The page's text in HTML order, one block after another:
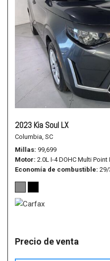
2023 Kia Soul LX
Columbia, SC
Millas 99,699
Motor 2.0L I-4 DOHC Multi
Economía de combustible 29/
Precio de venta